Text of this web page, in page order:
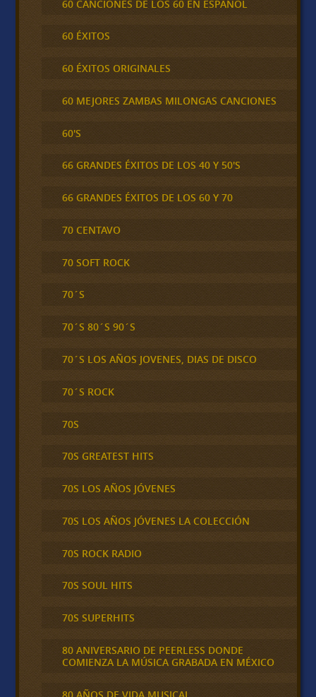
60 CANCIONES DE LOS 60 EN ESPAÑOL
60 ÉXITOS
60 ÉXITOS ORIGINALES
60 MEJORES ZAMBAS MILONGAS CANCIONES
60'S
66 GRANDES ÉXITOS DE LOS 40 Y 50'S
66 GRANDES ÉXITOS DE LOS 60 Y 70
70 CENTAVO
70 SOFT ROCK
70´S
70´S 80´S 90´S
70´S LOS AÑOS JOVENES, DIAS DE DISCO
70´S ROCK
70S
70S GREATEST HITS
70S LOS AÑOS JÓVENES
70S LOS AÑOS JÓVENES LA COLECCIÓN
70S ROCK RADIO
70S SOUL HITS
70S SUPERHITS
80 ANIVERSARIO DE PEERLESS DONDE
COMIENZA LA MÚSICA GRABADA EN MÉXICO
80 AÑOS DE VIDA MUSICAL